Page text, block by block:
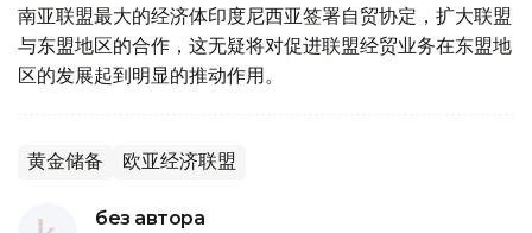
南亚联盟最大的经济体印度尼西亚签署自贸协定，扩大联盟
与东盟地区的合作，这无疑将对促进联盟经贸业务在东盟地
区的发展起到明显的推动作用。
黄金储备 欧亚经济联盟
без автора